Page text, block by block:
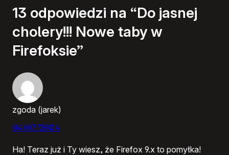
13 odpowiedzi na “Do jasnej
cholery!!! Nowe taby w
Firefoksie”
zgoda (jarek)
04/07/2004
Ha! Teraz już i Ty wiesz, że Firefox 9.x to pomyłka!